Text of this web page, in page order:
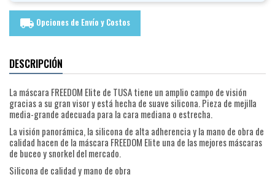
local_shipping Opciones de Envío y Costos
DESCRIPCIÓN
La máscara FREEDOM Elite de TUSA tiene un amplio campo de visión
gracias a su gran visor y está hecha de suave silicona. Pieza de mejilla
media-grande adecuada para la cara mediana o estrecha.
La visión panorámica, la silicona de alta adherencia y la mano de obra de
calidad hacen de la máscara FREEDOM Elite una de las mejores máscaras
de buceo y snorkel del mercado.
Silicona de calidad y mano de obra